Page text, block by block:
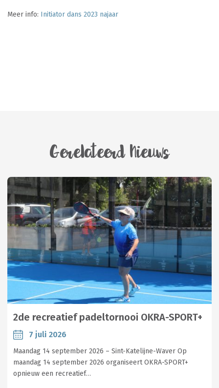
Meer info: Initiator dans 2023 najaar
Gerelateerd Nieuws
2de recreatief padeltornooi OKRA-SPORT+
7 juli 2026
Maandag 14 september 2026 – Sint-Katelijne-Waver Op
maandag 14 september 2026 organiseert OKRA-SPORT+
opnieuw een recreatief…